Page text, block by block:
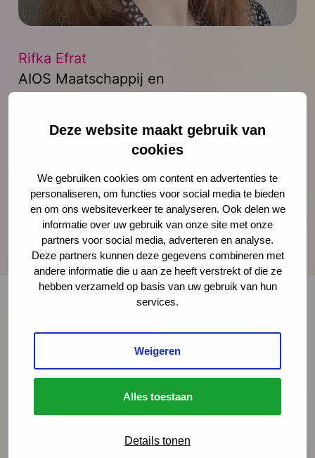
Deze website maakt gebruik van
cookies
We gebruiken cookies om content en advertenties te
personaliseren, om functies voor social media te bieden
en om ons websiteverkeer te analyseren. Ook delen we
informatie over uw gebruik van onze site met onze
partners voor social media, adverteren en analyse.
Deze partners kunnen deze gegevens combineren met
andere informatie die u aan ze heeft verstrekt of die ze
hebben verzameld op basis van uw gebruik van hun
services.
Weigeren
Alles toestaan
Details tonen
Rifka Efrat
AIOS Maatschappij en
Onze nieuwsbrief ontvangen?
Schrijf je in